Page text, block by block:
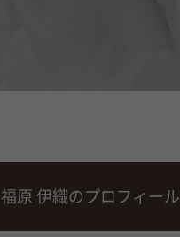
福原 伊織のプロフィール